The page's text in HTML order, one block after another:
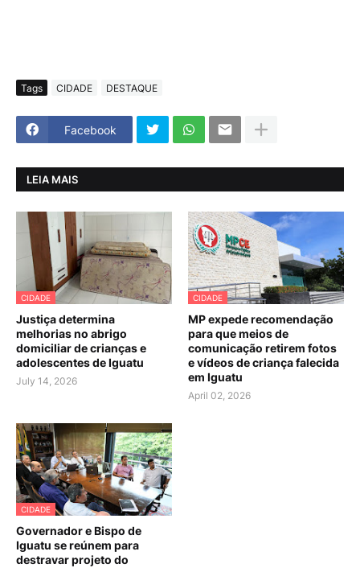
Tags CIDADE DESTAQUE
Facebook
LEIA MAIS
CIDADE
Justiça determina
melhorias no abrigo
domiciliar de crianças e
adolescentes de Iguatu
July 14, 2026
CIDADE
MP expede recomendação
para que meios de
comunicação retirem fotos
e vídeos de criança falecida
em Iguatu
April 02, 2026
CIDADE
Governador e Bispo de
Iguatu se reúnem para
destravar projeto do